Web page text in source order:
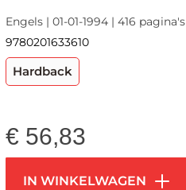
Engels | 01-01-1994 | 416 pagina's
9780201633610
Hardback
€ 56,83
IN WINKELWAGEN